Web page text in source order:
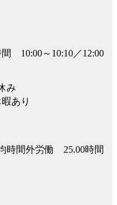
10:00～10:10／12:00
み
あり
時間外労働 25.00時間